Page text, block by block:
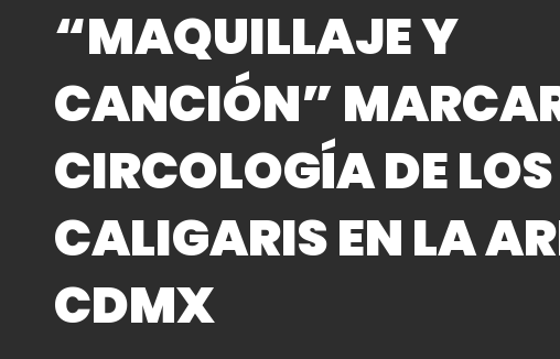
“MAQUILLAJE Y
CANCIÓN”
CIRCOLOGÍA DE LOS
CALIGARIS EN LA
CDMX